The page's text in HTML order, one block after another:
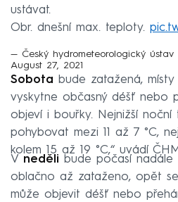
ustávat.
Obr. dnešní max. teploty.
— Český hydrometeorologický ústav
August 27, 2021
Sobota bude zatažená,
vyskytne občasný déšť nebo
objeví i bouřky. Nejnižší
pohybovat mezi 11 až 7 °C,
kolem 15 až 19 °C,“ uvádí
V neděli bude počasí nadále
oblačno až zataženo, opět
může objevit déšť nebo